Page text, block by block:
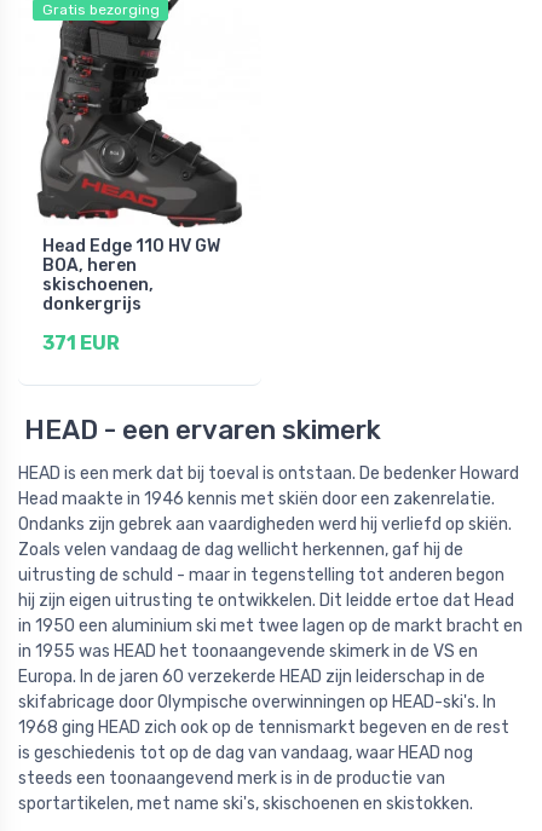
Gratis bezorging
Head Edge 110 HV GW
BOA, heren
skischoenen,
donkergrijs
371 EUR
HEAD - een ervaren skimerk
HEAD is een merk dat bij toeval is ontstaan. De bedenker Howard
Head maakte in 1946 kennis met skiën door een zakenrelatie.
Ondanks zijn gebrek aan vaardigheden werd hij verliefd op skiën.
Zoals velen vandaag de dag wellicht herkennen, gaf hij de
uitrusting de schuld - maar in tegenstelling tot anderen begon
hij zijn eigen uitrusting te ontwikkelen. Dit leidde ertoe dat Head
in 1950 een aluminium ski met twee lagen op de markt bracht en
in 1955 was HEAD het toonaangevende skimerk in de VS en
Europa. In de jaren 60 verzekerde HEAD zijn leiderschap in de
skifabricage door Olympische overwinningen op HEAD-ski's. In
1968 ging HEAD zich ook op de tennismarkt begeven en de rest
is geschiedenis tot op de dag van vandaag, waar HEAD nog
steeds een toonaangevend merk is in de productie van
sportartikelen, met name ski's, skischoenen en skistokken.